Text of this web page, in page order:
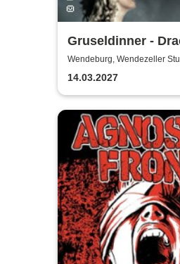
Gruseldinner -
Wendeburg, Wendezeller
14.03.2027